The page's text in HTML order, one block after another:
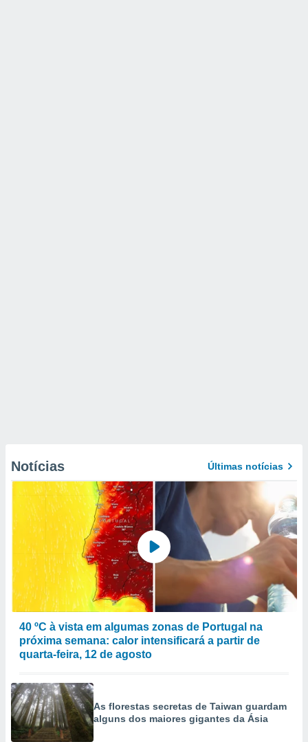
Notícias Últimas notícias
40 ºC à vista em algumas zonas de Portugal na
próxima semana: calor intensificará a partir de
quarta-feira, 12 de agosto
As florestas secretas de Taiwan guardam
alguns dos maiores gigantes da Ásia